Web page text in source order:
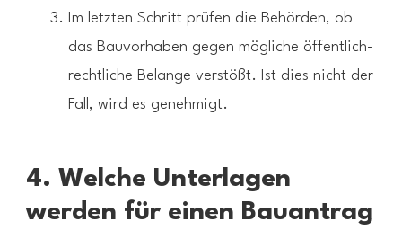
Im letzten Schritt prüfen die Behörden, ob
das Bauvorhaben gegen mögliche öffentlich-
rechtliche Belange verstößt. Ist dies nicht der
Fall, wird es genehmigt.
4. Welche Unterlagen
werden für einen Bauantrag